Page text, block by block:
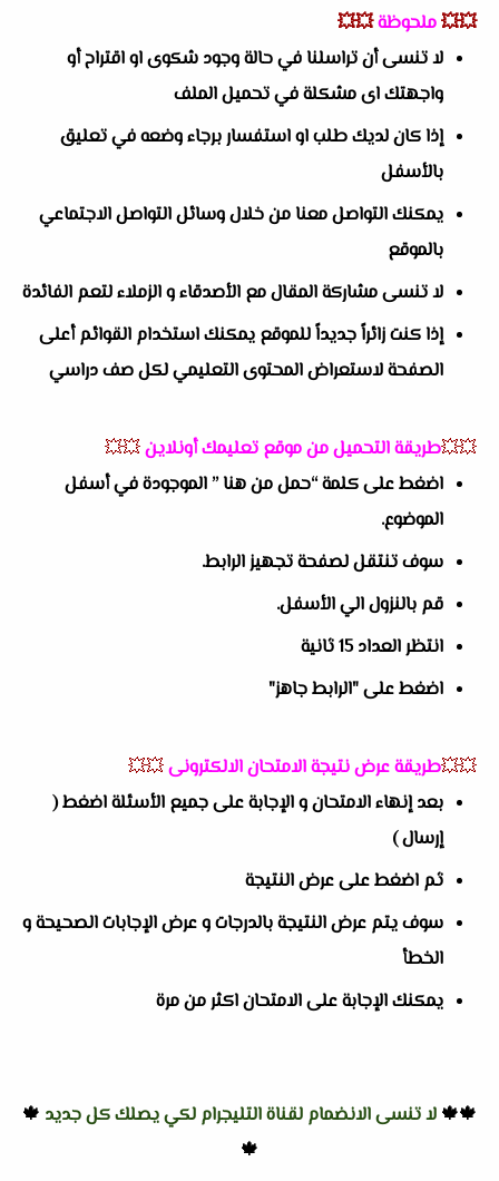
💥💥ملحوظة💥💥
لا تنسى أن تراسلنا في حالة وجود شكوى او اقتراح أو
واجهتك اى مشكلة في تحميل الملف
إذا كان لديك طلب او استفسار برجاء وضعه في تعليق
بالأسفل
يمكنك التواصل معنا من خلال وسائل التواصل الاجتماعي
بالموقع
لا تنسى مشاركة المقال مع الأصدقاء و الزملاء لتعم الفائدة
إذا كنت زائراً جديداً للموقع يمكنك استخدام القوائم أعلى
الصفحة لاستعراض المحتوى التعليمي لكل صف دراسي
💥💥طريقة التحميل من موقع تعليمك أونلاين💥💥
اضغط على كلمة “حمل من هنا ” الموجودة في أسفل
الموضوع.
سوف تنتقل لصفحة تجهيز الرابط.
قم بالنزول الي الأسفل.
انتظر العداد 15 ثانية
اضغط على "الرابط جاهز"
💥💥طريقة عرض نتيجة الامتحان الالكترونى💥💥
بعد إنهاء الامتحان و الإجابة على جميع الأسئلة اضغط (
إرسال )
ثم اضغط على عرض النتيجة
سوف يتم عرض النتيجة بالدرجات و عرض الإجابات الصحيحة و
الخطأ
يمكنك الإجابة على الامتحان اكثر من مرة
🍁🍁 لا تنسى الانضمام لقناة التليجرام لكي يصلك كل جديد 🍁
🍁